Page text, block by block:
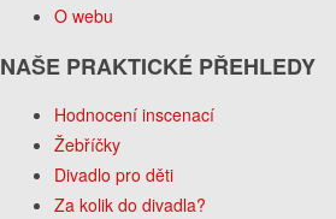
O webu
NAŠE PRAKTICKÉ PŘEHLEDY
Hodnocení inscenací
Žebříčky
Divadlo pro děti
Za kolik do divadla?